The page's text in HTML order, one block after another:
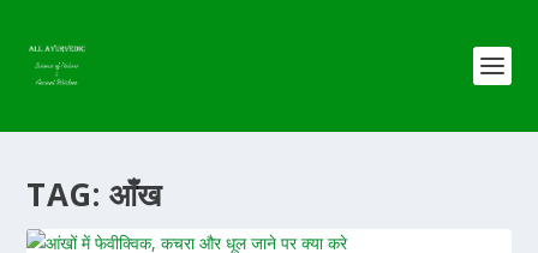
TAG: आँख